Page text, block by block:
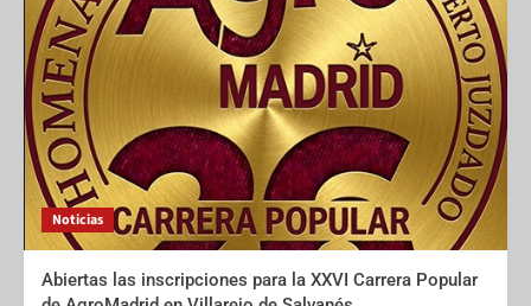
Noticias
Abiertas las inscripciones para la XXVI Carrera Popular